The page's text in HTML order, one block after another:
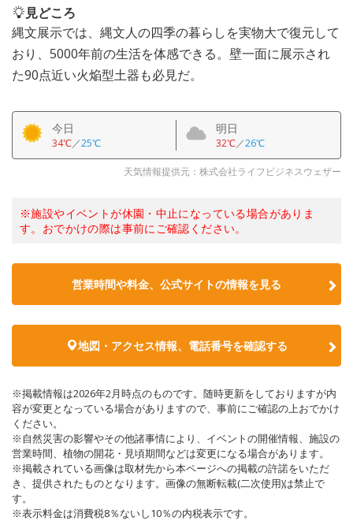
見どころ
縄文展示では、縄文人の四季の暮らしを実物大で復元して
おり、5000年前の生活を体感できる。壁一面に展示され
た90点近い火焔型土器も必見だ。
今日
34℃／25℃
明日
32℃／26℃
天気情報提供元：株式会社ライフビジネスウェザー
※施設やイベントが休園・中止になっている場合がありま
す。おでかけの際は事前にご確認ください。
営業時間や料金、公式サイトの情報を見る
地図・アクセス情報、電話番号を確認する
※掲載情報は2026年2月時点のものです。随時更新をしておりますが内
容が変更となっている場合がありますので、事前にご確認の上おでかけ
ください。
※自然災害の影響やその他諸事情により、イベントの開催情報、施設の
営業時間、植物の開花・見頃期間などは変更になる場合があります。
※掲載されている画像は取材先から本ページへの掲載の許諾をいただ
き、提供されたものとなります。画像の無断転載(二次使用)は禁止で
す。
※表示料金は消費税8％ないし10％の内税表示です。